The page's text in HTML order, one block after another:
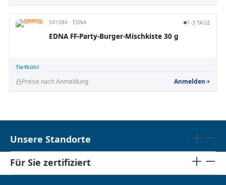
Tiefkühl
541084 · EDNA 1-3 TAGE
EDNA FF-Party-Burger-Mischkiste 30 g
Preise nach Anmeldung Anmelden
Unsere Standorte
Für Sie zertifiziert